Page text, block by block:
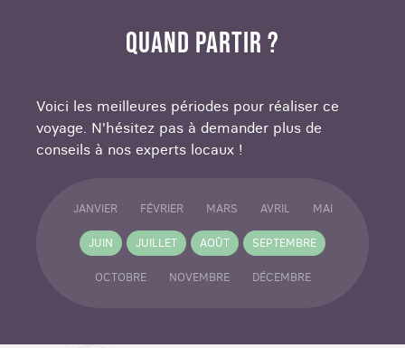
QUAND PARTIR ?
Voici les meilleures périodes pour réaliser ce
voyage. N'hésitez pas à demander plus de
conseils à nos experts locaux !
JANVIER FÉVRIER MARS AVRIL MAI
JUIN JUILLET AOÛT SEPTEMBRE
OCTOBRE NOVEMBRE DÉCEMBRE